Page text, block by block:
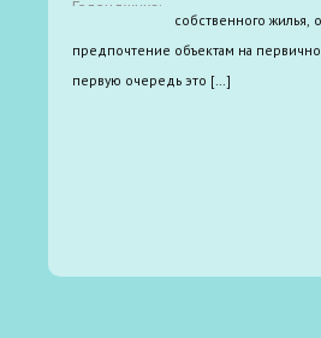
собственного жилья,
предпочтение объектам на
первую очередь это […]